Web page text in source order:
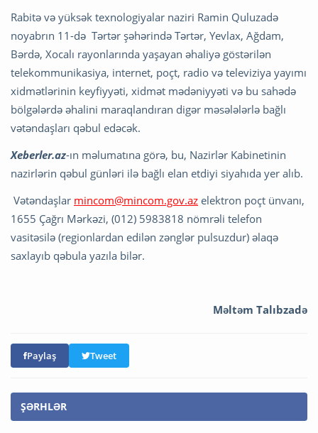
Rabitə və yüksək texnologiyalar naziri Ramin Quluzadə
noyabrın 11-də Tərtər şəhərində Tərtər, Yevlax, Ağdam,
Bərdə, Xocalı rayonlarında yaşayan əhaliyə göstərilən
telekommunikasiya, internet, poçt, radio və televiziya yayımı
xidmətlərinin keyfiyyəti, xidmət mədəniyyəti və bu sahədə
bölgələrdə əhalini maraqlandıran digər məsələlərlə bağlı
vətəndaşları qəbul edəcək.
Xeberler.az-ın məlumatına görə, bu, Nazirlər Kabinetinin
nazirlərin qəbul günləri ilə bağlı elan etdiyi siyahıda yer alıb.
Vətəndaşlar mincom@mincom.gov.az elektron poçt ünvanı,
1655 Çağrı Mərkəzi, (012) 5983818 nömrəli telefon
vasitəsilə (regionlardan edilən zənglər pulsuzdur) əlaqə
saxlayıb qəbula yazıla bilər.
Məltəm Talıbzadə
Paylaş Tweet
ŞƏRHLƏR